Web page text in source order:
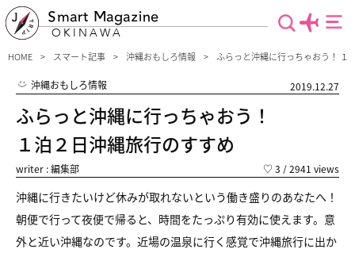
Smart Magazine
OKINAWA
HOME スマート記事 沖縄おもしろ情報 ふらっと沖縄に行っちゃおう！ １
沖縄おもしろ情報 2019.12.27
ふらっと沖縄に行っちゃおう！
１泊２日沖縄旅行のすすめ
writer : 編集部 ♡ 3 / 2941 views
沖縄に行きたいけど休みが取れないという働き盛りのあなたへ！
朝便で行って夜便で帰ると、時間をたっぷり有効に使えます。意
外と近い沖縄なのです。近場の温泉に行く感覚で沖縄旅行に出か